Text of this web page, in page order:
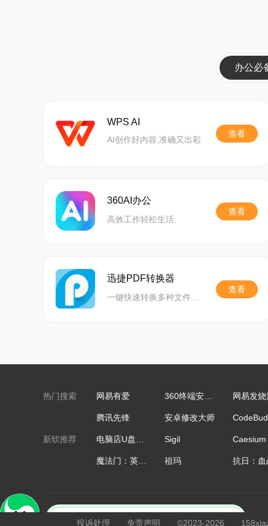
办公必
WPS AI
AI创作好内容,准确又出彩
查看
360AI办公
高效工作轻松生活
查看
迅捷PDF转换器
查看
热门搜索 网易有爱 网易发
腾讯先锋 安卓修改大师
新软推荐 Sigil Caesium
祖玛
投诉处理 免责声明 ©2023-2026
重播